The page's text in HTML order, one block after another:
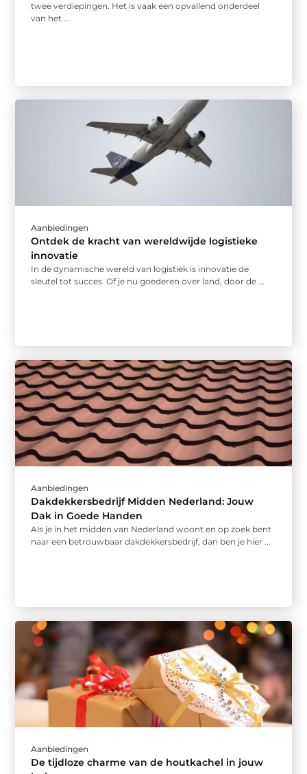
twee verdiepingen. Het is vaak een opvallend onderdeel
van het ...
Aanbiedingen
Ontdek de kracht van wereldwijde logistieke
innovatie
In de dynamische wereld van logistiek is innovatie de
sleutel tot succes. Of je nu goederen over land, door de ...
Aanbiedingen
Dakdekkersbedrijf Midden Nederland: Jouw
Dak in Goede Handen
Als je in het midden van Nederland woont en op zoek bent
naar een betrouwbaar dakdekkersbedrijf, dan ben je hier ...
Aanbiedingen
De tijdloze charme van de houtkachel in jouw